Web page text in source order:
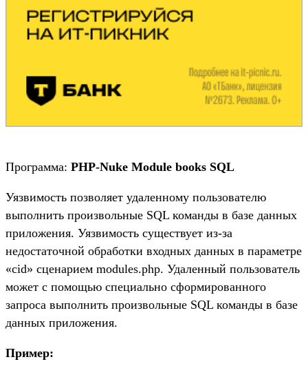
Программа: PHP-Nuke Module books SQL
Уязвимость позволяет удаленному пользователю
выполнить произвольные SQL команды в базе данных
приложения. Уязвимость существует из-за
недостаточной обработки входных данных в параметре
«cid» сценарием modules.php. Удаленный пользователь
может с помощью специально сформированного
запроса выполнить произвольные SQL команды в базе
данных приложения.
Пример: